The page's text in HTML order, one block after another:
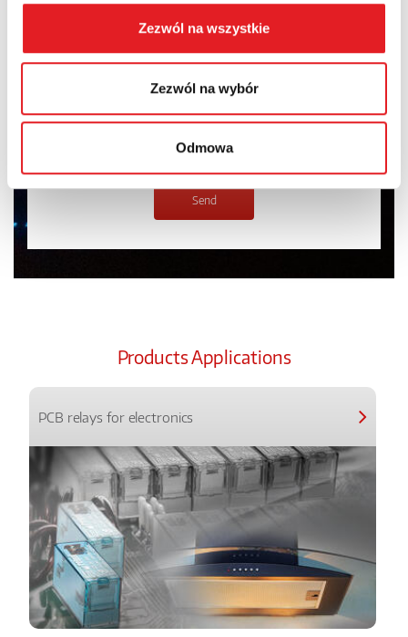
Zezwól na wszystkie
Zezwól na wybór
Odmowa
S.A. More information on the processing of personal data
Privacy Policy*
I have read thePrivacy Policy*
Products Applications
PCB relays for electronics